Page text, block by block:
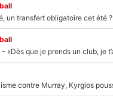
un transfert obligatoire cet été ?